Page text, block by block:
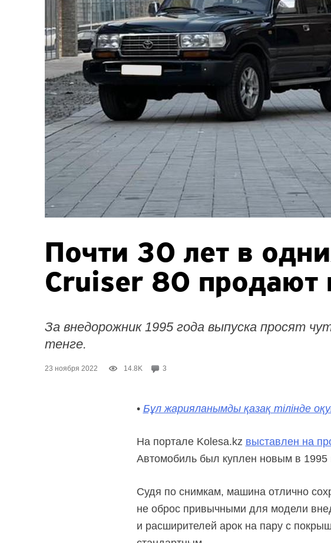
Почти 30 лет в
Cruiser 80 продают
За внедорожник 1995 года выпуска просят
тенге.
23 ноября 2022 14.8K 3
• Бұл жарияланымды қазақ тілінде
На портале Kolesa.kz выставлен на
Автомобиль был куплен новым в 1995
Судя по снимкам, машина отлично
не оброс привычными для модели
и расширителей арок на пару с